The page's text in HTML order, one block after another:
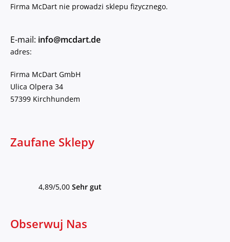
Firma McDart nie prowadzi sklepu fizycznego.
E-mail: info@mcdart.de
adres:
Firma McDart GmbH
Ulica Olpera 34
57399 Kirchhundem
Zaufane Sklepy
4,89/5,00 Sehr gut
Obserwuj Nas